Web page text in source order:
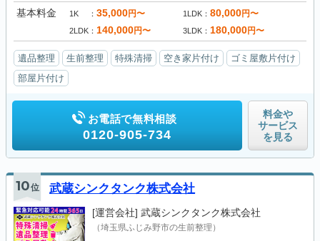
基本料金 1K 35,000円〜 1LDK 80,000円〜
2LDK 140,000円〜 3LDK 180,000円〜
遺品整理 生前整理 特殊清掃 空き家片付け
ゴミ屋敷片付け
部屋片付け
お電話で無料相談
0120-905-734
料金や
サービス
を見る
10位 武蔵シンクタンク株式会社
[運営会社] 武蔵シンクタンク株式会社
（埼玉県ふじみ野市の生前整理）